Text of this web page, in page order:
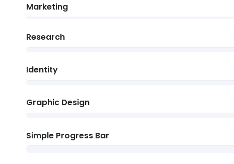
Marketing
Research
Identity
Graphic Design
Simple Progress Bar